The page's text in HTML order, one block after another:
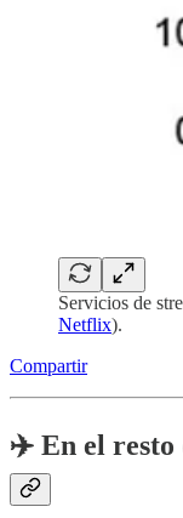
Servicios de
Netflix).
Compartir
✈️ En el resto